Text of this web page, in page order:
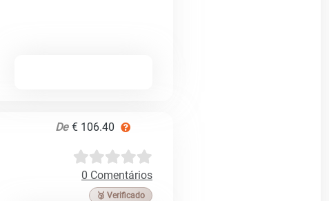
De € 106.40
0 Comentários
🥉 Verificado